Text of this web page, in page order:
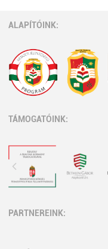
ALAPÍTÓINK:
TÁMOGATÓINK:
PARTNEREINK: